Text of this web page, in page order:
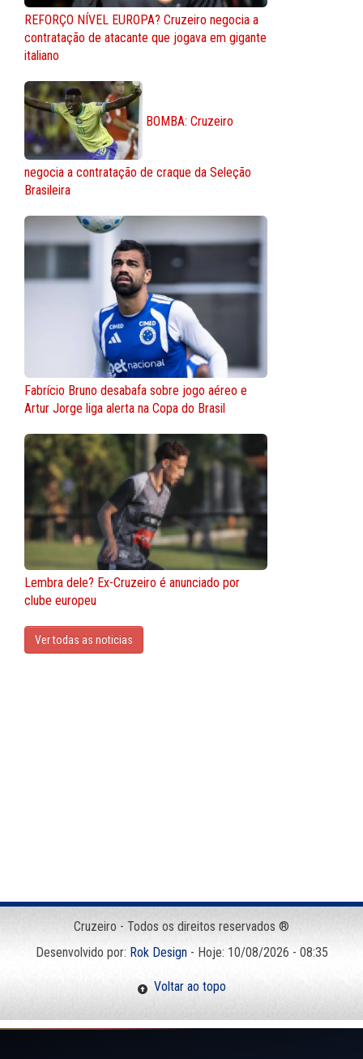
REFORÇO NÍVEL EUROPA? Cruzeiro negocia a
contratação de atacante que jogava em gigante
italiano
BOMBA: Cruzeiro
negocia a contratação de craque da Seleção
Brasileira
Fabrício Bruno desabafa sobre jogo aéreo e
Artur Jorge liga alerta na Copa do Brasil
Lembra dele? Ex-Cruzeiro é anunciado por
clube europeu
Ver todas as noticias
Cruzeiro - Todos os direitos reservados ®
Desenvolvido por: Rok Design- Hoje: 10/08/2026 - 08:35
Voltar ao topo